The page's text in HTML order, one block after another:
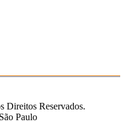
Direitos Reservados.
Paulo